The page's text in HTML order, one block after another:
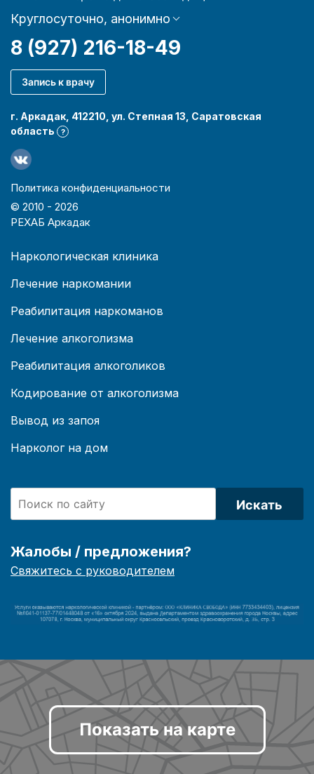
Круглосуточно, анонимно
8 (927) 216-18-49
Запись к врачу
г. Аркадак, 412210, ул. Степная 13, Саратовская
область
?
Политика конфиденциальности
© 2010 - 2026
РЕХАБ Аркадак
Наркологическая клиника
Лечение наркомании
Реабилитация наркоманов
Лечение алкоголизма
Реабилитация алкоголиков
Кодирование от алкоголизма
Вывод из запоя
Нарколог на дом
Искать
Жалобы / предложения?
Свяжитесь с руководителем
Показать на карте